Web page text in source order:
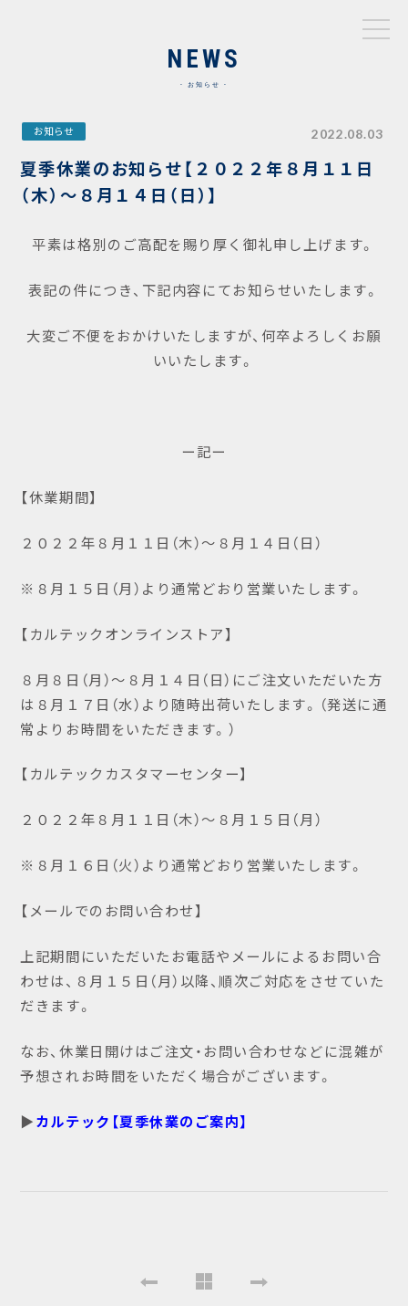
NEWS
お知らせ
お知らせ 2022.08.03
夏季休業のお知らせ【２０２２年８月１１日
（木）～８月１４日（日）】
平素は格別のご高配を賜り厚く御礼申し上げます。
表記の件につき、下記内容にてお知らせいたします。
大変ご不便をおかけいたしますが、何卒よろしくお願
いいたします。
ー記ー
【休業期間】
２０２２年８月１１日（木）～８月１４日（日）
※８月１５日（月）より通常どおり営業いたします。
【カルテックオンラインストア】
８月８日（月）～８月１４日（日）にご注文いただいた方
は８月１７日（水）より随時出荷いたします。（発送に通
常よりお時間をいただきます。）
【カルテックカスタマーセンター】
２０２２年８月１１日（木）～８月１５日（月）
※８月１６日（火）より通常どおり営業いたします。
【メールでのお問い合わせ】
上記期間にいただいたお電話やメールによるお問い合
わせは、８月１５日（月）以降、順次ご対応をさせていた
だきます。
なお、休業日開けはご注文・お問い合わせなどに混雑が
予想されお時間をいただく場合がございます。
▶カルテック【夏季休業のご案内】